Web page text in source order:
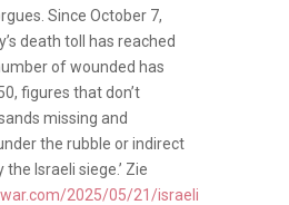
Since October 7,
death toll has reached
of wounded has
figures that don’t
missing and
the rubble or indirect
Israeli siege.’ Zie
2025/05/21/israeli